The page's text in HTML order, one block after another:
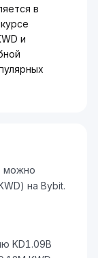
в
и
можно
на Bybit.
KD1.09B